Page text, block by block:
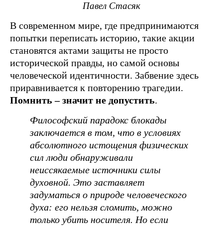
Павел Стасяк
В современном мире, где предпринимаются
попытки переписать историю, такие акции
становятся актами защиты не просто
исторической правды, но самой основы
человеческой идентичности. Забвение здесь
приравнивается к повторению трагедии.
Помнить – значит не допустить.
Философский парадокс блокады
заключается в том, что в условиях
абсолютного истощения физических
сил люди обнаруживали
неиссякаемые источники силы
духовной. Это заставляет
задуматься о природе человеческого
духа: его нельзя сломить, можно
только убить носителя. Но если